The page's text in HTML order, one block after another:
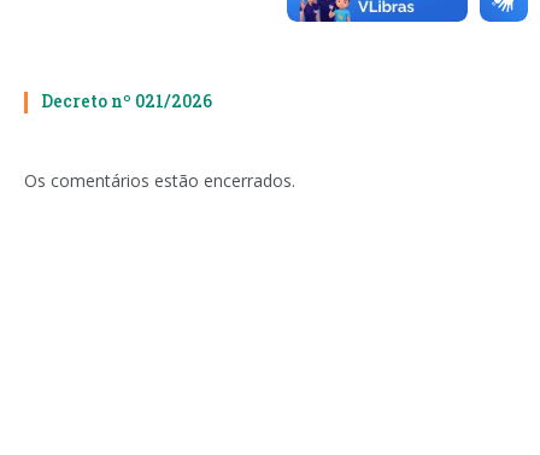
Decreto nº 021/2026
Os comentários estão encerrados.